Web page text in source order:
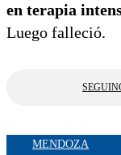
en terapia
Luego falleció.
MENDOZA